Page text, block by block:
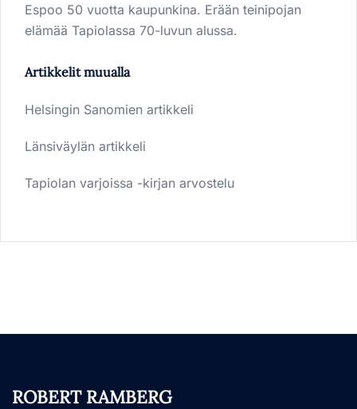
Espoo 50 vuotta kaupunkina. Erään teinipojan
elämää Tapiolassa 70-luvun alussa.
Artikkelit muualla
Helsingin Sanomien artikkeli
Länsiväylän artikkeli
Tapiolan varjoissa -kirjan arvostelu
ROBERT RAMBERG